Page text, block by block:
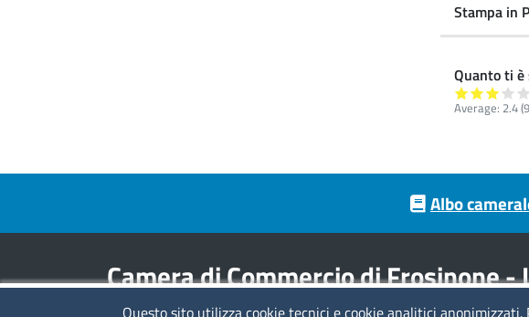
Stampa in
Quanto ti
Average: 2.4(9
Albo
Camera di Commercio di Frosinone -
Questo sito utilizza cookie tecnici e cookie analitici